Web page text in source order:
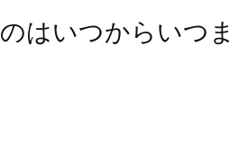
はいつからいつま